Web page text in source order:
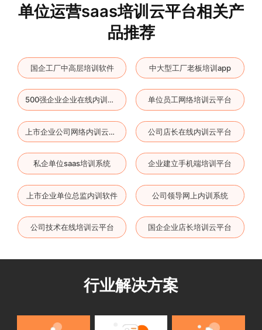
单位运营saas培训云平台相关产
品推荐
国企工厂中高层培训软件 中大型工厂老板培训app
500强企业企业在线内训云平台 单位员工网络培训云平台
上市企业公司网络内训云平台 公司店长在线内训云平台
私企单位saas培训系统 企业建立手机端培训平台
上市企业单位总监内训软件 公司领导网上内训系统
公司技术在线培训云平台 国企企业店长培训云平台
行业解决方案